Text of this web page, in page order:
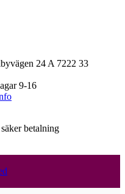
24 A 7222 33
9-16
betalning